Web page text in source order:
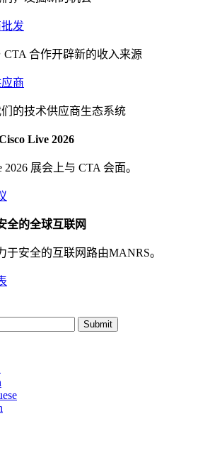
发
CTA 合作开辟新的收入来源
商
的技术供应商生态系统
Live 2026
2026 展会上与 CTA 会面。
全的全球互联网
于安全的互联网路由MANRS。
Submit